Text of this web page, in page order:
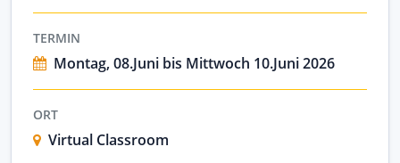
TERMIN
Montag, 08.Juni bis Mittwoch 10.Juni 2026
ORT
Virtual Classroom